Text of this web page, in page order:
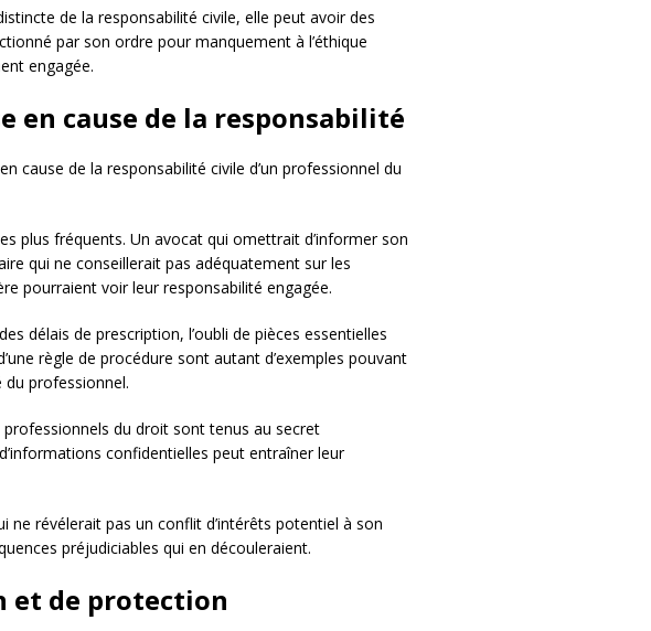
de la responsabilité civile, elle peut avoir des
par son ordre pour manquement à l’éthique
engagée.
en cause de la responsabilité
cause de la responsabilité civile d’un professionnel du
plus fréquents. Un avocat qui omettrait d’informer son
qui ne conseillerait pas adéquatement sur les
pourraient voir leur responsabilité engagée.
délais de prescription, l’oubli de pièces essentielles
règle de procédure sont autant d’exemples pouvant
du professionnel.
professionnels du droit sont tenus au secret
confidentielles peut entraîner leur
ne révélerait pas un conflit d’intérêts potentiel à son
préjudiciables qui en découleraient.
et de protection